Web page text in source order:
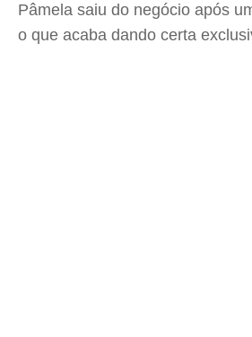
Pâmela saiu do negócio após
o que acaba dando certa